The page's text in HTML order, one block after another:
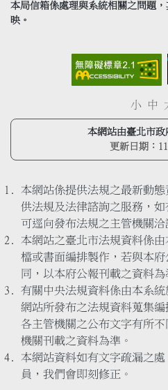
本局信箱係處理與系統相關之問題
映。
小 中
本網站由臺北市政
更新日期：
本網站係提供法規之最新動
供法規及法律諮詢之服務，
可逕向發布法規之主管機關洽
本網站之臺北市法規資料係
檔或書面編排製作，若與本
同，以本府公報刊載之資料為
有關中央法規資料係由本系
網站所發布之法規資料蒐集
各主管機關之公布文字有所
機關刊載之資料為準。
本網站資料如有文字疏漏之
員，我們會即刻修正。